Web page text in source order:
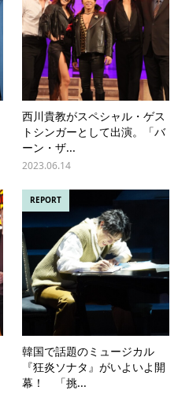
西川貴教がスペシャル・ゲス
トシンガーとして出演。「バ
ーン・ザ...
2023.06.14
REPORT
韓国で話題のミュージカル
『狂炎ソナタ』がいよいよ開
幕！ 「挑...